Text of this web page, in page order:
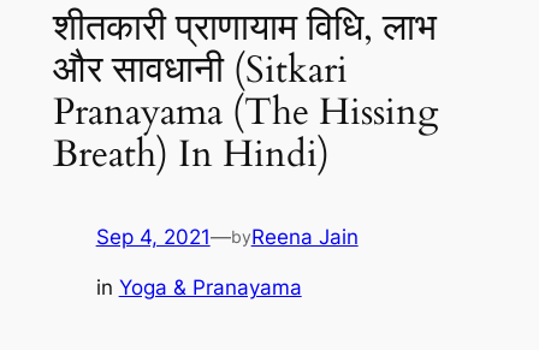
शीतकारी प्राणायाम विधि, लाभ
और सावधानी (Sitkari
Pranayama (The Hissing
Breath) In Hindi)
Sep 4, 2021—byReena Jain
in Yoga & Pranayama